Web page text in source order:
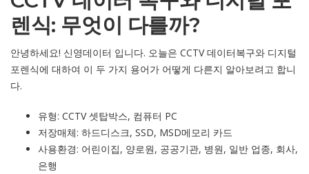
렌식: 무엇이 다를까?
안녕하세요! 신영데이터 입니다. 오늘은 CCTV 데이터복구와 디지털
포렌식에 대하여 이 두 가지 용어가 어떻게 다른지 알아보려고 합니
다.
유형: CCTV 셋탑박스, 컴퓨터 PC
저장매체: 하드디스크, SSD, MSD메모리 카드
사용환경: 어린이집, 양로원, 공공기관, 병원, 일반 업종, 회사,
은행